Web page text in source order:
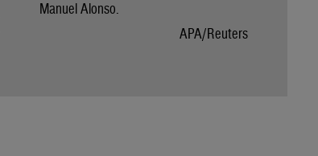
Manuel Alonso.
APA/Reuters